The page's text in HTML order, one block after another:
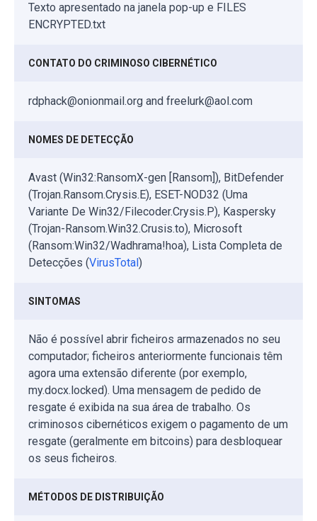
Texto apresentado na janela pop-up e FILES
ENCRYPTED.txt
CONTATO DO CRIMINOSO CIBERNÉTICO
rdphack@onionmail.org and freelurk@aol.com
NOMES DE DETECÇÃO
Avast (Win32:RansomX-gen [Ransom]), BitDefender
(Trojan.Ransom.Crysis.E), ESET-NOD32 (Uma
Variante De Win32/Filecoder.Crysis.P), Kaspersky
(Trojan-Ransom.Win32.Crusis.to), Microsoft
(Ransom:Win32/Wadhrama!hoa), Lista Completa de
Detecções (VirusTotal)
SINTOMAS
Não é possível abrir ficheiros armazenados no seu
computador; ficheiros anteriormente funcionais têm
agora uma extensão diferente (por exemplo,
my.docx.locked). Uma mensagem de pedido de
resgate é exibida na sua área de trabalho. Os
criminosos cibernéticos exigem o pagamento de um
resgate (geralmente em bitcoins) para desbloquear
os seus ficheiros.
MÉTODOS DE DISTRIBUIÇÃO